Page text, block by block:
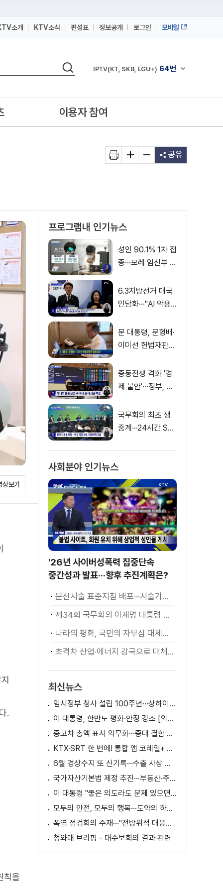
소개 KTV소식 편성표 정보공개 로그인 모바일
검색 채널안내 펼쳐
IPTV(KT, SKB, LGU+) 64번
IPTV(KT, SKB, LGU+)
이용자 참여
공유
보기
.
칙을
프로그램내 인기뉴스
성인 90.1% 1차 접
종···모레 임신부 사
6.3지방선거 대국
민담화···"AI 악용
문 대통령, 문형배·
이미선 헌법재판관
중동전쟁 격화 '경
제 불안'···정부, 금
소화
국무회의 최초 생
중계···24시간 SN
사회분야 인기뉴스
'26년 사이버성폭력 집중단속
중간성과 발표···향후 추진계획은?
문신시술 표준지침 배포···시술기구, 일회용 사용 후 폐기
제34회 국무회의 이재명 대통령 모두발언
나라의 평화, 국민의 자부심 대체불가 대한민국 이재명 대통령 모두말씀
초격차 산업·에너지 강국으로 대체불가 대한민국 이재명 대통령 모두말씀
최신뉴스
임시정부 청사 설립 100주년···상하이서 만난 K-컬처! [세계 속 한국]
이 대통령, 한반도 평화·안정 강조 [외신에 비친 한국]
중고차 총액 표시 의무화···중대 결함 시 '계약 해제'
KTX·SRT 한 번에! 통합 앱 코레일+ 출시
6월 경상수지 또 신기록···수출 사상 첫 1천억 달러
국가자산기본법 제정 추진···부동산·주식 등 통합 관리
이 대통령 "좋은 의도라도 문제 있으면 성역 없이 고쳐야"
모두의 안전, 모두의 행복···도약의 하반기
폭염 점검회의 주재···"전방위적 대응체계 가동"
청와대 브리핑 - 대수보회의 결과 관련